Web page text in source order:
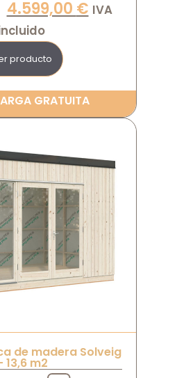
4.599,00 € IVA
producto
GRATUITA
de madera Solveig
13,6 m2